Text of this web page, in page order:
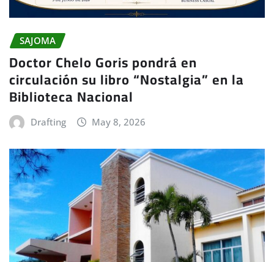
SAJOMA
Doctor Chelo Goris pondrá en
circulación su libro “Nostalgia” en la
Biblioteca Nacional
Drafting May 8, 2026